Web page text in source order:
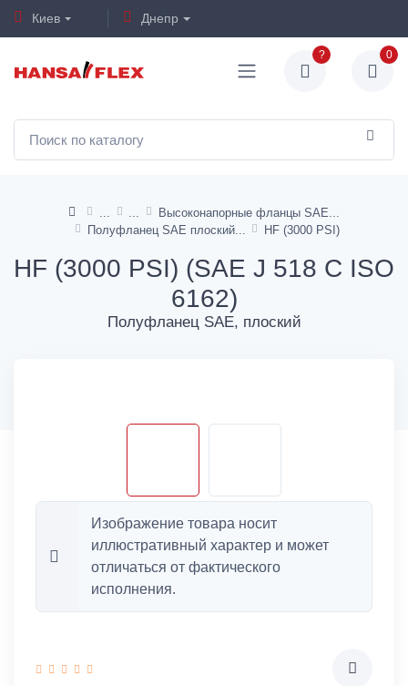
Киев Днепр
? 0
Высоконапорные фланцы SAE
Полуфланец SAE плоский
HF (3000 PSI)
HF (3000 PSI) (SAE J 518 C ISO
6162)
Полуфланец SAE, плоский
Изображение товара носит
иллюстративный характер и может
отличаться от фактического
исполнения.